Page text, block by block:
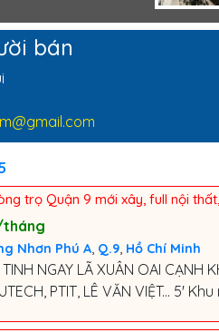
bán
trọ Quận 9 mới xây, full nội
Nhơn Phú A Q.9 Hồ Chí Minh
TINH NGAY LÃ XUÂN OAI
PTIT, LÊ VĂN VIỆT... 5'